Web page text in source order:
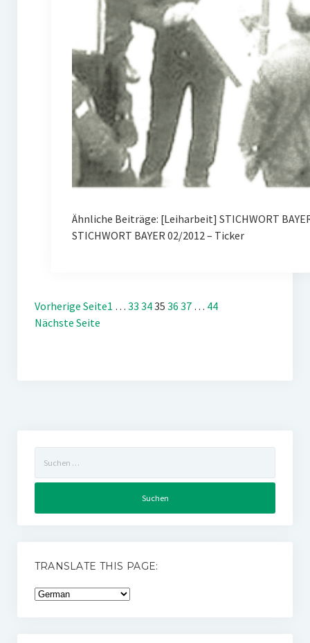
Ähnliche Beiträge: [Leiharbeit] STICHWORT
STICHWORT BAYER 02/2012 – Ticker
Vorherige Seite1 … 33 3435 36 37 … 44
Nächste Seite
nach:
TRANSLATE THIS PAGE: